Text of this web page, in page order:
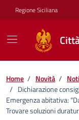
Vai ai contenuti
Vai al footer
Regione Siciliana
Home / Novità /
/ Dichiarazione
Emergenza abitativa:
Trovare soluzioni